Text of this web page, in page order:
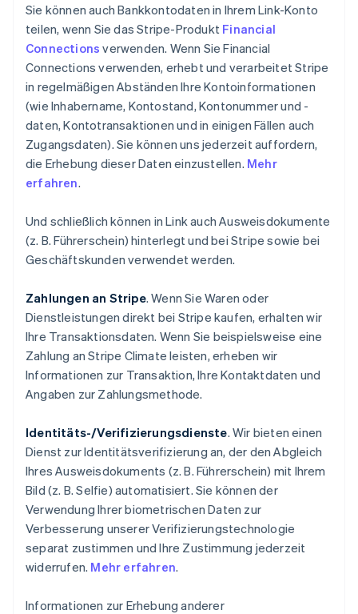
Sie können auch Bankkontodaten in Ihrem Link-Konto
teilen, wenn Sie das Stripe-Produkt Financial
Connections verwenden. Wenn Sie Financial
Connections verwenden, erhebt und verarbeitet Stripe
in regelmäßigen Abständen Ihre Kontoinformationen
(wie Inhabername, Kontostand, Kontonummer und -
daten, Kontotransaktionen und in einigen Fällen auch
Zugangsdaten). Sie können uns jederzeit auffordern,
die Erhebung dieser Daten einzustellen. Mehr
erfahren.
Und schließlich können in Link auch Ausweisdokumente
(z. B. Führerschein) hinterlegt und bei Stripe sowie bei
Geschäftskunden verwendet werden.
Zahlungen an Stripe. Wenn Sie Waren oder
Dienstleistungen direkt bei Stripe kaufen, erhalten wir
Ihre Transaktionsdaten. Wenn Sie beispielsweise eine
Zahlung an Stripe Climate leisten, erheben wir
Informationen zur Transaktion, Ihre Kontaktdaten und
Angaben zur Zahlungsmethode.
Identitäts-/Verifizierungsdienste. Wir bieten einen
Dienst zur Identitätsverifizierung an, der den Abgleich
Ihres Ausweisdokuments (z. B. Führerschein) mit Ihrem
Bild (z. B. Selfie) automatisiert. Sie können der
Verwendung Ihrer biometrischen Daten zur
Verbesserung unserer Verifizierungstechnologie
separat zustimmen und Ihre Zustimmung jederzeit
widerrufen. Mehr erfahren.
Informationen zur Erhebung anderer